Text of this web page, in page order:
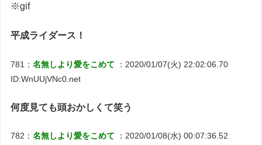
※gif
平成ライダース！
781：名無しより愛をこめて
：2020/01/07(火) 22:02:06.70
ID:WnUUjVNc0.net
何度見ても頭おかしくて笑う
782：名無しより愛をこめて
：2020/01/08(水) 00:07:36.52